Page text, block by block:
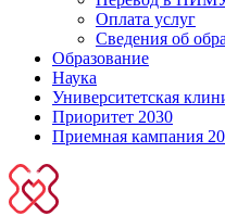
Оплата услуг
Сведения об
Образование
Наука
Университетская
Приоритет 2030
Приемная кампания